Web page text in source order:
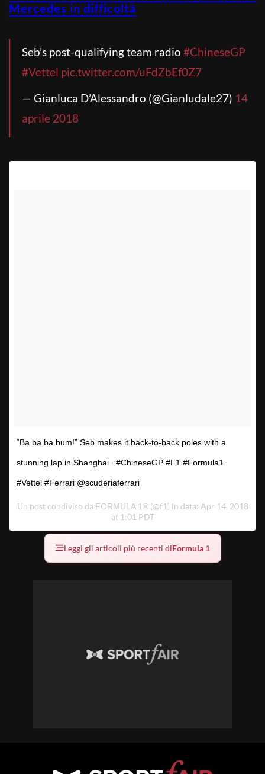
Mercedes in difficoltà
Seb’s post-qualifying team radio #ChineseGP
#Vettel pic.twitter.com/uFdZbEf0Z7
— Gianluca D’Alessandro (@Gianludale27) 14
aprile 2018
“Ba ba ba bum!” Seb makes it back-to-back poles with a
stunning lap in Shanghai . #ChineseGP #F1 #Formula1
#Vettel #Ferrari @scuderiaferrari
Un post condiviso da FORMULA 1®(@f1) in data: Apr 14, 2018
at 1:01 PDT
Leggi gli articoli più recenti diFormula 1